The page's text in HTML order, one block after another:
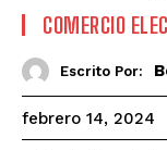
COMERCIO
Escrito Por:
febrero 14, 2024